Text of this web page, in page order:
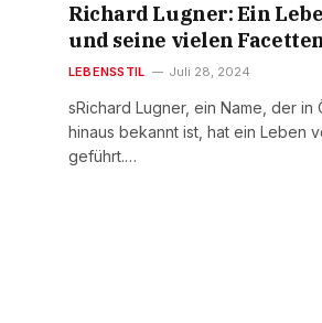
Richard Lugner: Ein
und seine vielen
LEBENSSTIL Juli 28, 2024
sRichard Lugner, ein Name, der
hinaus bekannt ist, hat ein Leben
geführt.…